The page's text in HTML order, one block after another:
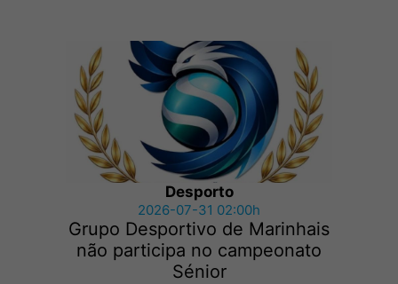
Desporto
2026-07-31 02:00h
Grupo Desportivo de Marinhais
não participa no campeonato
Sénior